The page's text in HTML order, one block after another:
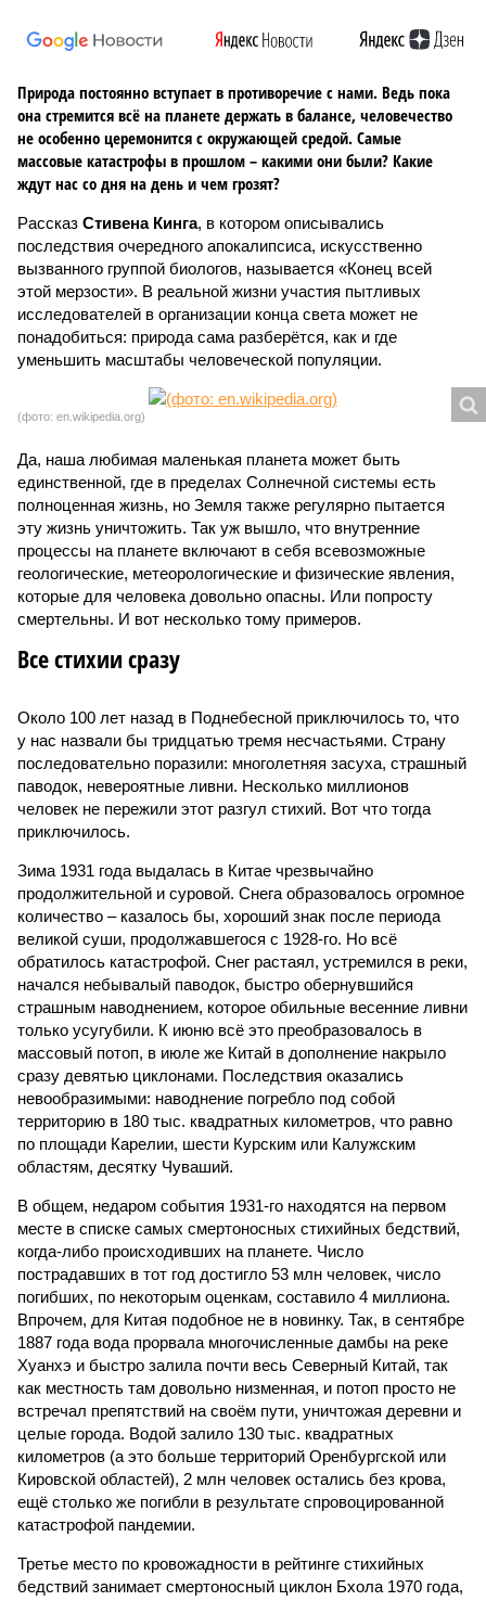
Природа постоянно вступает в противоречие с нами. Ведь пока
она стремится всё на планете держать в балансе, человечество
не особенно церемонится с окружающей средой. Самые
массовые катастрофы в прошлом – какими они были? Какие
ждут нас со дня на день и чем грозят?
Рассказ Стивена Кинга, в котором описывались
последствия очередного апокалипсиса, искусственно
вызванного группой биологов, называется «Конец всей
этой мерзости». В реальной жизни участия пытливых
исследователей в организации конца света может не
понадобиться: природа сама разберётся, как и где
уменьшить масштабы человеческой популяции.
(фото: en.wikipedia.org)
Да, наша любимая маленькая планета может быть
единственной, где в пределах Солнечной системы есть
полноценная жизнь, но Земля также регулярно пытается
эту жизнь уничтожить. Так уж вышло, что внутренние
процессы на планете включают в себя всевозможные
геологические, метеорологические и физические явления,
которые для человека довольно опасны. Или попросту
смертельны. И вот несколько тому примеров.
Все стихии сразу
Около 100 лет назад в Поднебесной приключилось то, что
у нас назвали бы тридцатью тремя несчастьями. Страну
последовательно поразили: многолетняя засуха, страшный
паводок, невероятные ливни. Несколько миллионов
человек не пережили этот разгул стихий. Вот что тогда
приключилось.
Зима 1931 года выдалась в Китае чрезвычайно
продолжительной и суровой. Снега образовалось огромное
количество – казалось бы, хороший знак после периода
великой суши, продолжавшегося с 1928-го. Но всё
обратилось катастрофой. Снег растаял, устремился в реки,
начался небывалый паводок, быстро обернувшийся
страшным наводнением, которое обильные весенние ливни
только усугубили. К июню всё это преобразовалось в
массовый потоп, в июле же Китай в дополнение накрыло
сразу девятью циклонами. Последствия оказались
невообразимыми: наводнение погребло под собой
территорию в 180 тыс. квадратных километров, что равно
по площади Карелии, шести Курским или Калужским
областям, десятку Чуваший.
В общем, недаром события 1931-го находятся на первом
месте в списке самых смертоносных стихийных бедствий,
когда-либо происходивших на планете. Число
пострадавших в тот год достигло 53 млн человек, число
погибших, по некоторым оценкам, составило 4 миллиона.
Впрочем, для Китая подобное не в новинку. Так, в сентябре
1887 года вода прорвала многочисленные дамбы на реке
Хуанхэ и быстро залила почти весь Северный Китай, так
как местность там довольно низменная, и потоп просто не
встречал препятствий на своём пути, уничтожая деревни и
целые города. Водой залило 130 тыс. квадратных
километров (а это больше территорий Оренбургской или
Кировской областей), 2 млн человек остались без крова,
ещё столько же погибли в результате спровоцированной
катастрофой пандемии.
Третье место по кровожадности в рейтинге стихийных
бедствий занимает смертоносный циклон Бхола 1970 года,